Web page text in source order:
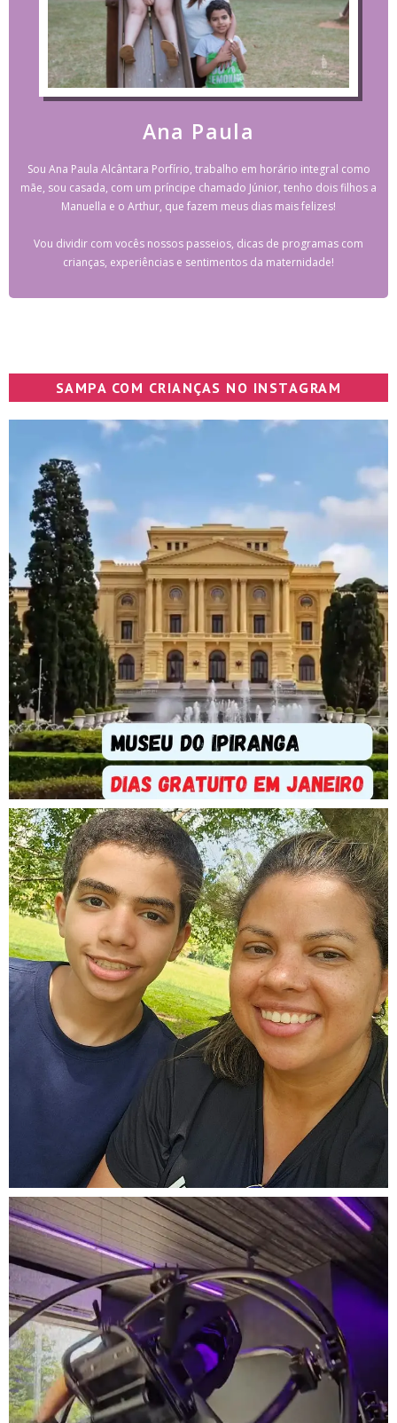
Ana Paula
Sou Ana Paula Alcântara Porfírio, trabalho em horário integral como
mãe, sou casada, com um príncipe chamado Júnior, tenho dois filhos a
Manuella e o Arthur, que fazem meus dias mais felizes!
Vou dividir com vocês nossos passeios, dicas de programas com
crianças, experiências e sentimentos da maternidade!
SAMPA COM CRIANÇAS NO INSTAGRAM